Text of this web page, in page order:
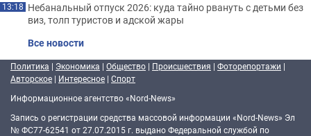
13:18 Небанальный отпуск 2026: куда тайно рвануть с детьми без
виз, толп туристов и адской жары
Все новости
Политика | Экономика | Общество | Происшествия | Фоторепортажи |
Авторское | Интересное | Спорт
Информационное агентство «Nord-News»
Запись о регистрации средства массовой информации «Nord-News» Эл
№ ФС77-62541 от 27.07.2015 г. выдано Федеральной службой по